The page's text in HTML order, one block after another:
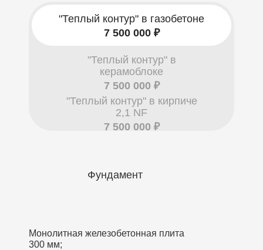
"Теплый контур" в газобетоне
7 500 000 ₽
"Теплый контур" в
керамоблоке
7 500 000 ₽
"Теплый контур" в кирпиче
2,1 NF
7 500 000 ₽
Фундамент
Монолитная железобетонная плита
300 мм;